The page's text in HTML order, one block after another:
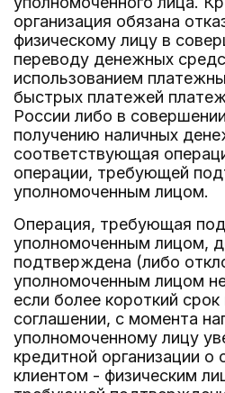
организация обязана
физическому лицу в
переводу денежных
использованием
быстрых платежей
России либо в
получению наличных
соответствующая
операции, требующей
уполномоченным лицом.
Операция, требующая
уполномоченным лицом,
подтверждена (либо
уполномоченным лицом
если более короткий срок
соглашении, с момента
уполномоченному лицу
кредитной организации о
клиентом - физическим